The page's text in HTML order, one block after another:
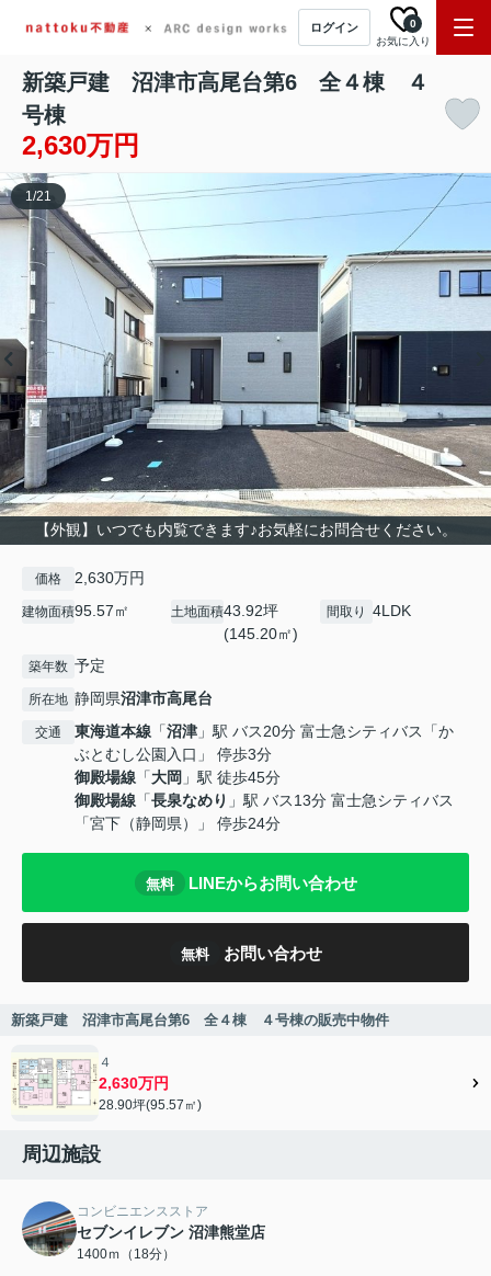
ログイン
お気に入り
0
新築戸建 沼津市高尾台第6 全４棟 ４
号棟
2,630万円
【外観】いつでも内覧できます♪お気軽にお問合せください。
1/21
価格 2,630万円
建物面積95.57㎡ 土地面積43.92坪
(145.20㎡)
間取り 4LDK
築年数 予定
所在地 静岡県沼津市高尾台
交通 東海道本線 「沼津 」駅 バス20分 富士急シティバス「か
ぶとむし公園入口」 停歩3分
御殿場線 「大岡 」駅 徒歩45分
御殿場線 「長泉なめり 」駅 バス13分 富士急シティバス
「宮下（静岡県）」 停歩24分
無料 LINEからお問い合わせ
無料 お問い合わせ
新築戸建 沼津市高尾台第6 全４棟 ４号棟の販売中物件
４
2,630万円
28.90坪(95.57㎡)
周辺施設
コンビニエンスストア
セブンイレブン 沼津熊堂店
1400ｍ（18分）